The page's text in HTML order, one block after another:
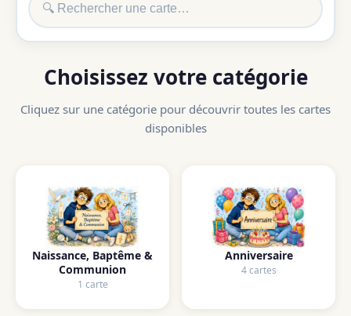
Choisissez votre catégorie
Cliquez sur une catégorie pour découvrir toutes les cartes
disponibles
Naissance, Baptême &
Communion
1 carte
Anniversaire
4 cartes